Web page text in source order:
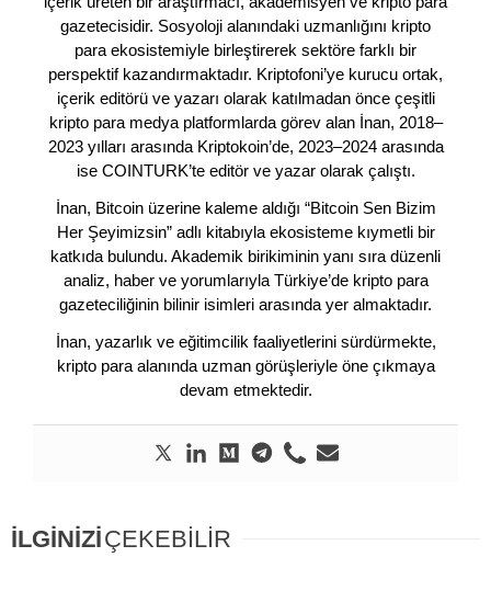
gazetecisidir. Sosyoloji alanındaki uzmanlığını kripto
para ekosistemiyle birleştirerek sektöre farklı bir
perspektif kazandırmaktadır. Kriptofoni’ye kurucu ortak,
içerik editörü ve yazarı olarak katılmadan önce çeşitli
kripto para medya platformlarda görev alan İnan, 2018–
2023 yılları arasında Kriptokoin’de, 2023–2024 arasında
ise COINTURK’te editör ve yazar olarak çalıştı.
İnan, Bitcoin üzerine kaleme aldığı “Bitcoin Sen Bizim
Her Şeyimizsin” adlı kitabıyla ekosisteme kıymetli bir
katkıda bulundu. Akademik birikiminin yanı sıra düzenli
analiz, haber ve yorumlarıyla Türkiye’de kripto para
gazeteciliğinin bilinir isimleri arasında yer almaktadır.
İnan, yazarlık ve eğitimcilik faaliyetlerini sürdürmekte,
kripto para alanında uzman görüşleriyle öne çıkmaya
devam etmektedir.
İLGİNİZİÇEKEBİLİR